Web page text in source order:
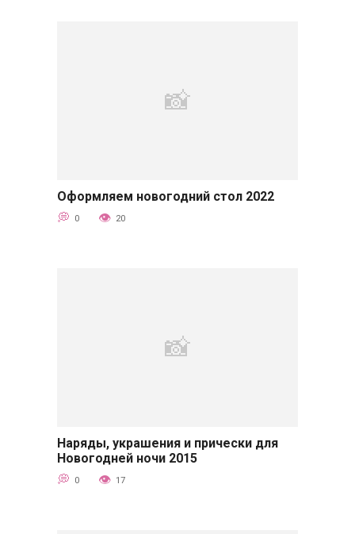
Советы
Оформляем новогодний стол 2022
0 20
Советы
Наряды, украшения и прически для
Новогодней ночи 2015
0 17